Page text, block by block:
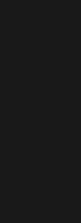
и способы